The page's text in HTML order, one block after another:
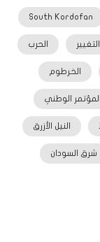
South Kordofan
التغيير الحرب
الخرطوم
المؤتمر الوطني
النيل الأزرق
شرق السودان